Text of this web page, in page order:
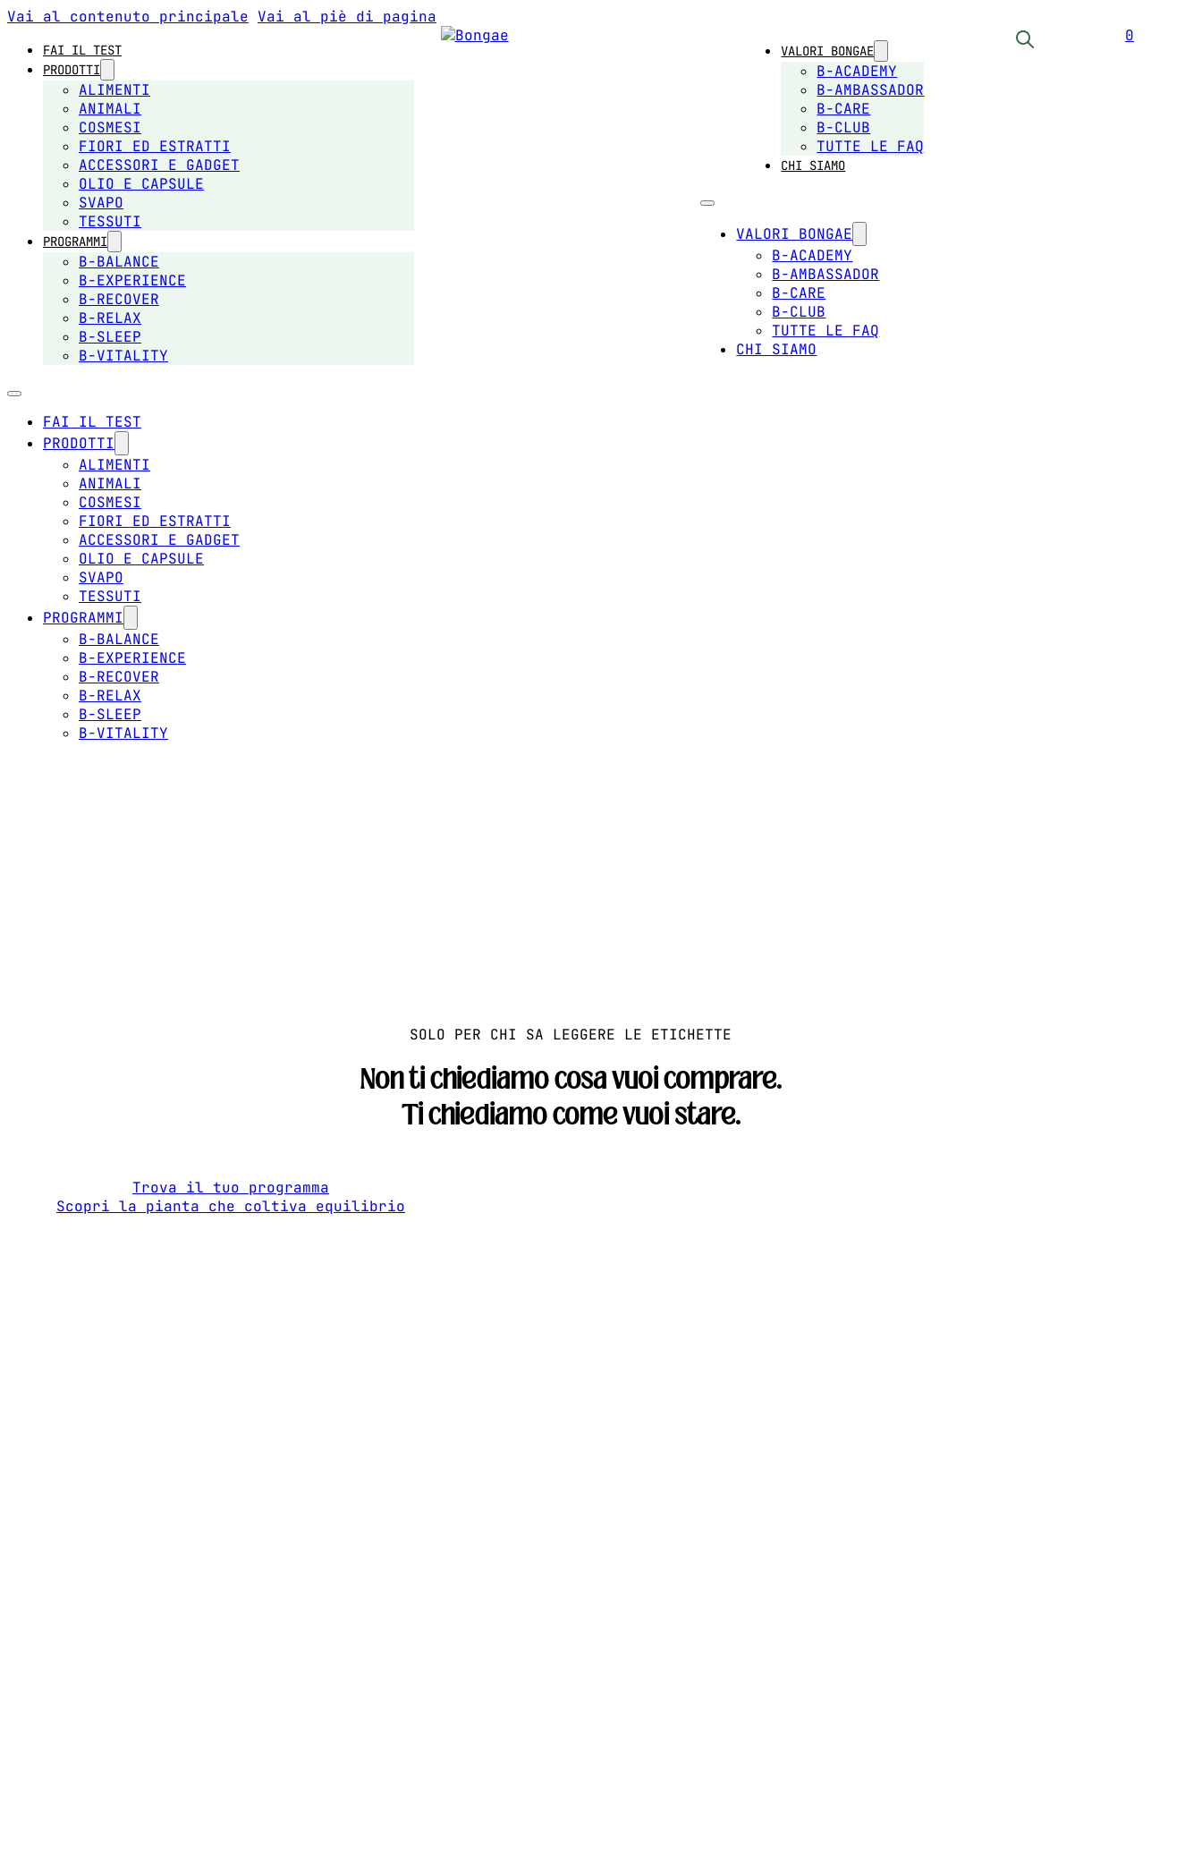
Vai al contenuto principale Vai al piè di pagina
FAI IL TEST
PRODOTTI
ALIMENTI
ANIMALI
COSMESI
FIORI ED ESTRATTI
ACCESSORI E GADGET
OLIO E CAPSULE
SVAPO
TESSUTI
PROGRAMMI
B-BALANCE
B-EXPERIENCE
B-RECOVER
B-RELAX
B-SLEEP
B-VITALITY
FAI IL TEST
PRODOTTI
ALIMENTI
ANIMALI
COSMESI
FIORI ED ESTRATTI
ACCESSORI E GADGET
OLIO E CAPSULE
SVAPO
TESSUTI
PROGRAMMI
B-BALANCE
B-EXPERIENCE
B-RECOVER
B-RELAX
B-SLEEP
B-VITALITY
VALORI BONGAE
B-ACADEMY
B-AMBASSADOR
B-CARE
B-CLUB
TUTTE LE FAQ
CHI SIAMO
VALORI BONGAE
B-ACADEMY
B-AMBASSADOR
B-CARE
B-CLUB
TUTTE LE FAQ
CHI SIAMO
0
SOLO PER CHI SA LEGGERE LE ETICHETTE
Non ti chiediamo cosa vuoi comprare.
Ti chiediamo comevuoi stare.
Trova il tuo programma
Scopri la pianta che coltiva equilibrio